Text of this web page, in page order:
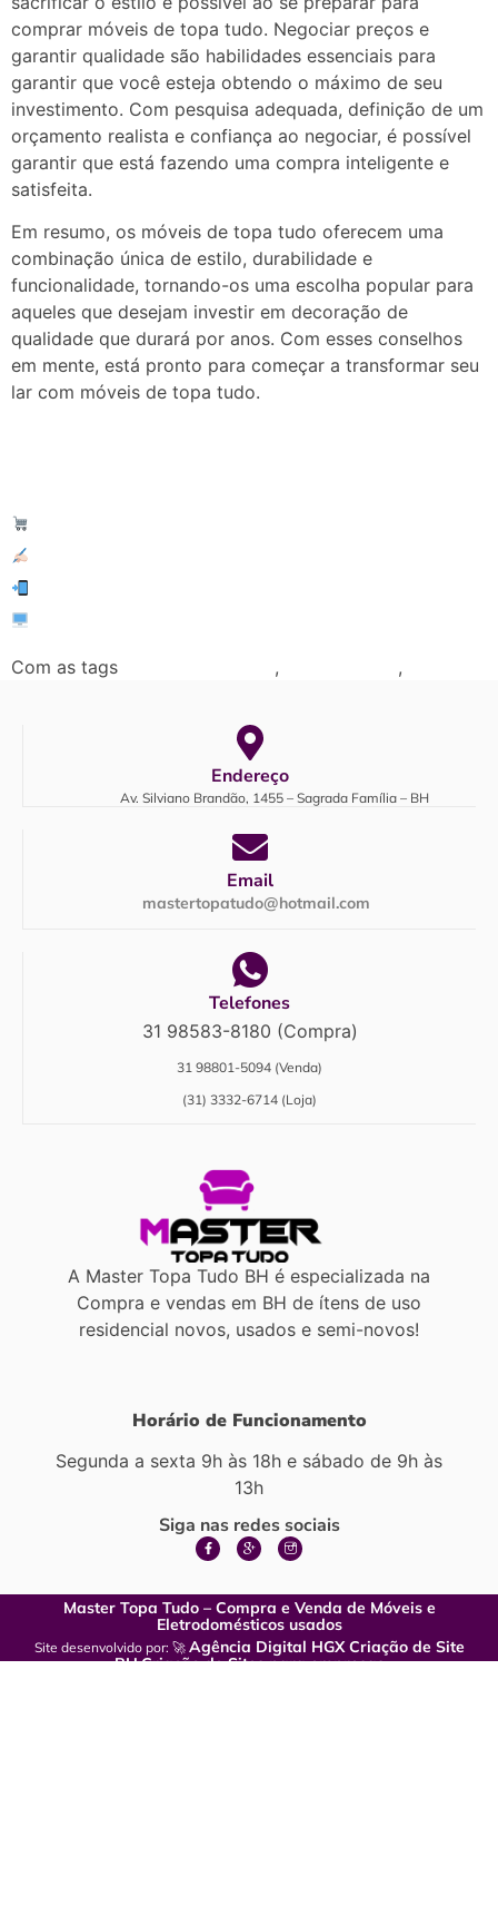
comprar móveis de topa tudo. Negociar preços e
garantir qualidade são habilidades essenciais para
garantir que você esteja obtendo o máximo de seu
investimento. Com pesquisa adequada, definição de um
orçamento realista e confiança ao negociar, é possível
garantir que está fazendo uma compra inteligente e
satisfeita.
Em resumo, os móveis de topa tudo oferecem uma
combinação única de estilo, durabilidade e
funcionalidade, tornando-os uma escolha popular para
aqueles que desejam investir em decoração de
qualidade que durará por anos. Com esses conselhos
em mente, está pronto para começar a transformar seu
lar com móveis de topa tudo.
Com as tags , ,
Endereço
Av. Silviano Brandão, 1455 – Sagrada Família – BH
Email
mastertopatudo@hotmail.com
Telefones
31 98583-8180 (Compra)
31 98801-5094 (Venda)
(31) 3332-6714 (Loja)
A Master Topa Tudo BH é especializada na
Compra e vendas em BH de ítens de uso
residencial novos, usados e semi-novos!
Horário de Funcionamento
Segunda a sexta 9h às 18h e sábado de 9h às
13h
Siga nas redes sociais
Master Topa Tudo – Compra e Venda de Móveis e
Eletrodomésticos usados
Site desenvolvido por: 🚀 Agência Digital HGX Criação de Site
BHCriação de Sites para empresas